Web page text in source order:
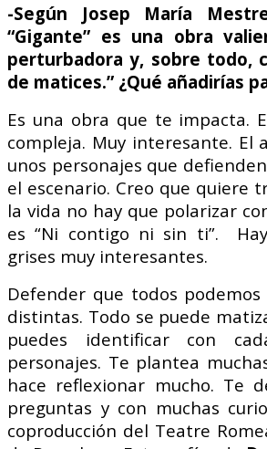
-Según Josep María
“Gigante” es una obra
perturbadora y, sobre todo,
de matices.” ¿Qué añadirías
Es una obra que te impacta.
compleja. Muy interesante. El
unos personajes que
el escenario. Creo que quiere
la vida no hay que polarizar
es “Ni contigo ni sin ti”.
grises muy interesantes.
Defender que todos
distintas. Todo se puede
puedes identificar con
personajes. Te plantea
hace reflexionar mucho. Te
preguntas y con muchas
coproducción del Teatre